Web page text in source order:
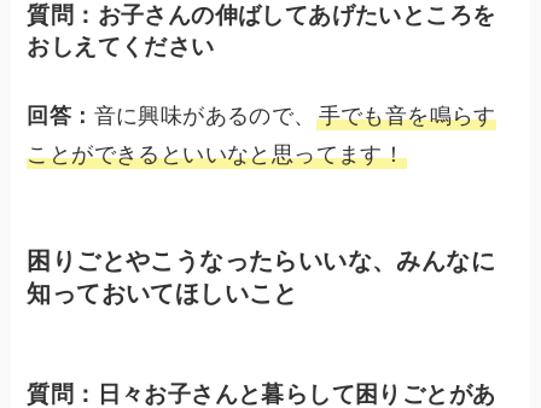
質問：お子さんの伸ばしてあげたいところを
おしえてください
回答： 音に興味があるので、 手でも音を鳴らす
ことができるといいなと思ってます！
困りごとやこうなったらいいな、みんなに
知っておいてほしいこと
質問：日々お子さんと暮らして困りごとがあ